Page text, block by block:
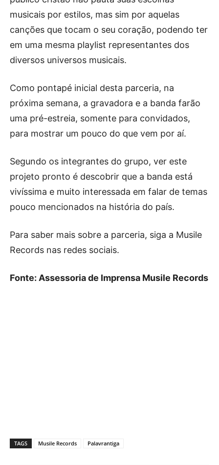
musicais por estilos, mas sim por aquelas
canções que tocam o seu coração, podendo ter
em uma mesma playlist representantes dos
diversos universos musicais.
Como pontapé inicial desta parceria, na
próxima semana, a gravadora e a banda farão
uma pré-estreia, somente para convidados,
para mostrar um pouco do que vem por aí.
Segundo os integrantes do grupo, ver este
projeto pronto é descobrir que a banda está
vivíssima e muito interessada em falar de temas
pouco mencionados na história do país.
Para saber mais sobre a parceria, siga a Musile
Records nas redes sociais.
Fonte: Assessoria de Imprensa Musile Records
TAGS Musile Records Palavrantiga